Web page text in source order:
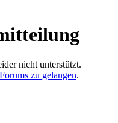
nicht unterstützt.
zu gelangen.